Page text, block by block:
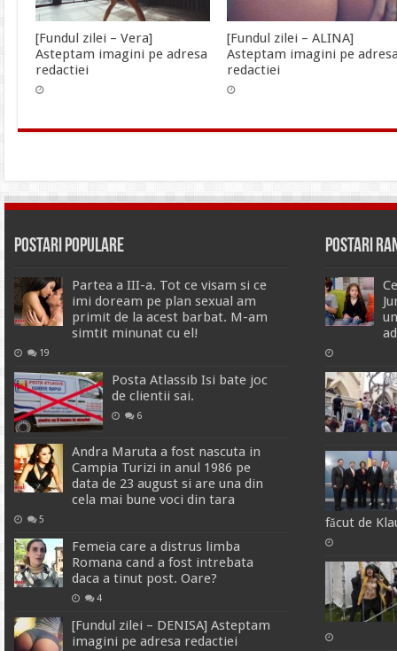
[Fundul zilei – Vera]
Asteptam imagini pe adresa
redactiei
[Fundul zilei – ALINA]
Asteptam imagini pe
redactiei
Postari Populare
Partea a III-a. Tot ce visam si ce
imi doream pe plan sexual am
primit de la acest barbat. M-am
simtit minunat cu el!
19
Posta Atlassib Isi bate joc
de clientii sai.
6
Andra Maruta a fost nascuta in
Campia Turizi in anul 1986 pe
data de 23 august si are una din
cela mai bune voci din tara
5
Femeia care a distrus limba
Romana cand a fost intrebata
daca a tinut post. Oare?
4
[Fundul zilei – DENISA] Asteptam
imagini pe adresa redactiei
Postari
făcut de